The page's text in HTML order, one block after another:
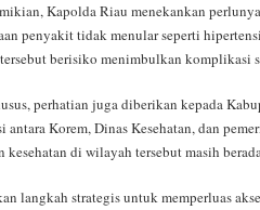
Kapolda Riau menekankan
penyakit tidak menular seperti
berisiko menimbulkan komplikasi
perhatian juga diberikan kepada
antara Korem, Dinas Kesehatan, dan
kesehatan di wilayah tersebut masih
langkah strategis untuk memperluas